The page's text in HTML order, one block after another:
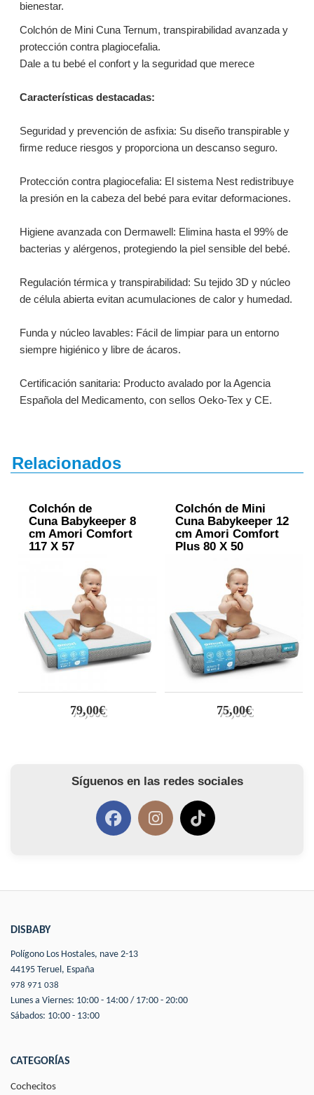
bienestar.
Colchón de Mini Cuna Ternum, transpirabilidad avanzada y
protección contra plagiocefalia.
Dale a tu bebé el confort y la seguridad que merece
Características destacadas:
Seguridad y prevención de asfixia: Su diseño transpirable y
firme reduce riesgos y proporciona un descanso seguro.
Protección contra plagiocefalia: El sistema Nest redistribuye
la presión en la cabeza del bebé para evitar deformaciones.
Higiene avanzada con Dermawell: Elimina hasta el 99% de
bacterias y alérgenos, protegiendo la piel sensible del bebé.
Regulación térmica y transpirabilidad: Su tejido 3D y núcleo
de célula abierta evitan acumulaciones de calor y humedad.
Funda y núcleo lavables: Fácil de limpiar para un entorno
siempre higiénico y libre de ácaros.
Certificación sanitaria: Producto avalado por la Agencia
Española del Medicamento, con sellos Oeko-Tex y CE.
Relacionados
Colchón de
Cuna Babykeeper 8
cm Amori Comfort
117 X 57
79,00€
Colchón de Mini
Cuna Babykeeper 12
cm Amori Comfort
Plus 80 X 50
75,00€
Síguenos en las redes sociales
DISBABY
Polígono Los Hostales, nave 2-13
44195 Teruel, España
978 971 038
Lunes a Viernes: 10:00 - 14:00 / 17:00 - 20:00
Sábados: 10:00 - 13:00
CATEGORÍAS
Cochecitos